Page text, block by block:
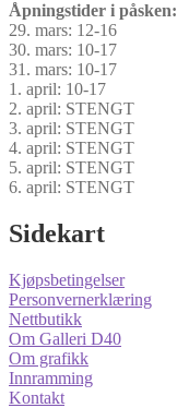
Åpningstider i påsken:
29. mars: 12-16
30. mars: 10-17
31. mars: 10-17
1. april: 10-17
2. april: STENGT
3. april: STENGT
4. april: STENGT
5. april: STENGT
6. april: STENGT
Sidekart
Kjøpsbetingelser
Personvernerklæring
Nettbutikk
Om Galleri D40
Om grafikk
Innramming
Kontakt